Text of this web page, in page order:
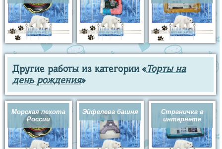
Другие работы из категории «Торты на
день рождения»
Морская пехота
России
Эйфелева башня
Страничка в
интернете